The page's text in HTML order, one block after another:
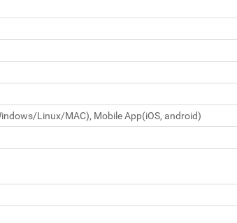
Linux/MAC), Mobile App(iOS, android)